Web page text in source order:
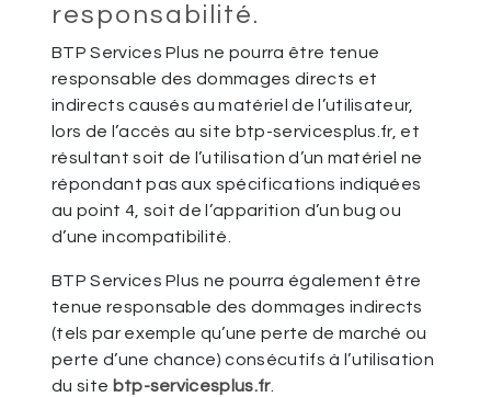
responsabilité.
BTP Services Plus ne pourra être tenue
responsable des dommages directs et
indirects causés au matériel de l’utilisateur,
lors de l’accès au site btp-servicesplus.fr, et
résultant soit de l’utilisation d’un matériel ne
répondant pas aux spécifications indiquées
au point 4, soit de l’apparition d’un bug ou
d’une incompatibilité.
BTP Services Plus ne pourra également être
tenue responsable des dommages indirects
(tels par exemple qu’une perte de marché ou
perte d’une chance) consécutifs à l’utilisation
du site btp-servicesplus.fr.